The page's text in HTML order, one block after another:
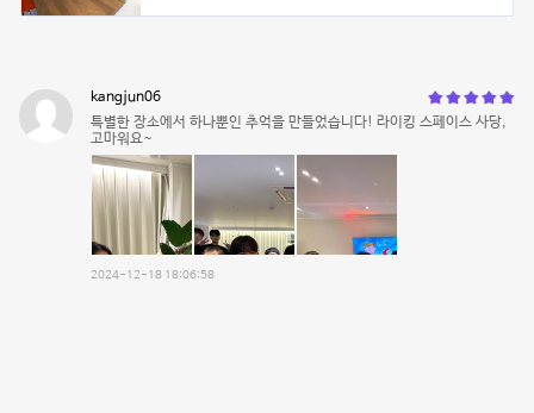
kangjun06
특별한 장소에서 하나뿐인 추억을 만들었습니다! 라이킹 스페이스 사당,
고마워요~
2024-12-18 18:06:58